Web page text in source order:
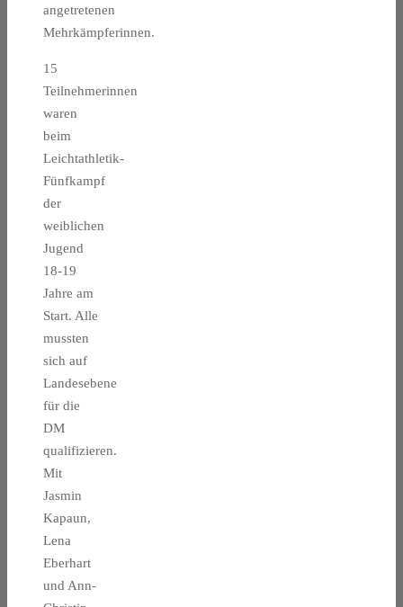
angetretenen
Mehrkämpferinnen.
15
Teilnehmerinnen
waren
beim
Leichtathletik-
Fünfkampf
der
weiblichen
Jugend
18-19
Jahre am
Start. Alle
mussten
sich auf
Landesebene
für die
DM
qualifizieren.
Mit
Jasmin
Kapaun,
Lena
Eberhart
und Ann-